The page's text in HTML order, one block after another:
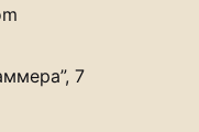
79 80
7